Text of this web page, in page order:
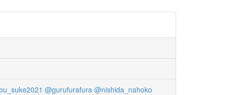
@gurufurafura @nishida_nahoko